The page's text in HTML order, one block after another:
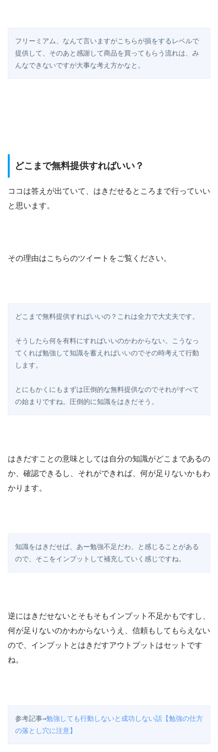
フリーミアム、なんて言いますがこちらが損をするレベルで
提供して、そのあと感謝して商品を買ってもらう流れは、み
んなできないですが大事な考え方かなと。
どこまで無料提供すればいい？
ココは答えが出ていて、はきだせるところまで行っていい
と思います。
その理由はこちらのツイートをご覧ください。
どこまで無料提供すればいいの？これは全力で大丈夫です。
そうしたら何を有料にすればいいのかわからない。こうなっ
てくれば勉強して知識を蓄えればいいのでその時考えて行動
します。
とにもかくにもまずは圧倒的な無料提供なのでそれがすべて
の始まりですね。圧倒的に知識をはきだそう。
はきだすことの意味としては自分の知識がどこまであるの
か、確認できるし、それができれば、何が足りないかもわ
かります。
知識をはきだせば、あー勉強不足だわ、と感じることがある
ので、そこをインプットして補充していく感じですね。
逆にはきだせないとそもそもインプット不足かもですし、
何が足りないのかわからないうえ、信頼もしてもらえない
ので、インプットとはきだすアウトプットはセットです
ね。
参考記事→勉強しても行動しないと成功しない話【勉強の仕方
の落とし穴に注意】